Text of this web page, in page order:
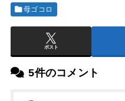
母ゴコロ
ポスト
5件のコメント